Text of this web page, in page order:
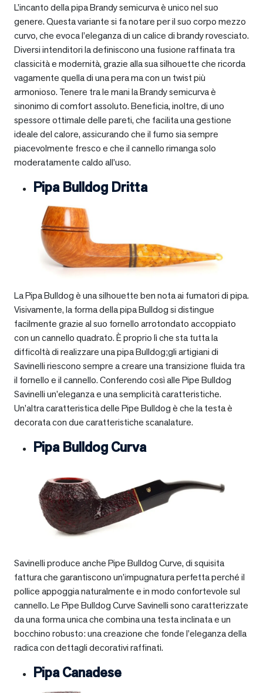
L’incanto della pipa Brandy semicurva è unico nel suo
genere. Questa variante si fa notare per il suo corpo mezzo
curvo, che evoca l’eleganza di un calice di brandy rovesciato.
Diversi intenditori la definiscono una fusione raffinata tra
classicità e modernità, grazie alla sua silhouette che ricorda
vagamente quella di una pera ma con un twist più
armonioso. Tenere tra le mani la Brandy semicurva è
sinonimo di comfort assoluto. Beneficia, inoltre, di uno
spessore ottimale delle pareti, che facilita una gestione
ideale del calore, assicurando che il fumo sia sempre
piacevolmente fresco e che il cannello rimanga solo
moderatamente caldo all’uso.
Pipa Bulldog Dritta
La Pipa Bulldog è una silhouette ben nota ai fumatori di pipa.
Visivamente, la forma della pipa Bulldog si distingue
facilmente grazie al suo fornello arrotondato accoppiato
con un cannello quadrato. È proprio lì che sta tutta la
difficoltà di realizzare una pipa Bulldog;gli artigiani di
Savinelli riescono sempre a creare una transizione fluida tra
il fornello e il cannello. Conferendo così alle Pipe Bulldog
Savinelli un’eleganza e una semplicità caratteristiche.
Un’altra caratteristica delle Pipe Bulldog è che la testa è
decorata con due caratteristiche scanalature.
Pipa Bulldog Curva
Savinelli produce anche Pipe Bulldog Curve, di squisita
fattura che garantiscono un’impugnatura perfetta perché il
pollice appoggia naturalmente e in modo confortevole sul
cannello. Le Pipe Bulldog Curve Savinelli sono caratterizzate
da una forma unica che combina una testa inclinata e un
bocchino robusto: una creazione che fonde l’eleganza della
radica con dettagli decorativi raffinati.
Pipa Canadese